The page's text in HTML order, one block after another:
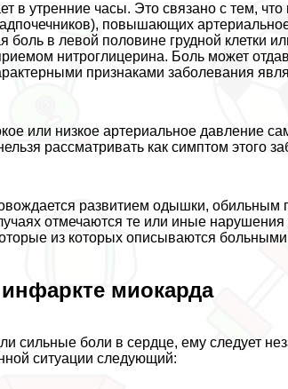
в утренние часы. Это связано с тем,
повышающих
боль в левой половине грудной клетки
нитроглицерина. Боль может
признаками заболевания
или низкое артериальное давление
рассматривать как симптом этого
развитием одышки, обильным
отмечаются те или иные
из которых описываются
миокарда
сильные боли в сердце, ему следует
ситуации следующий: